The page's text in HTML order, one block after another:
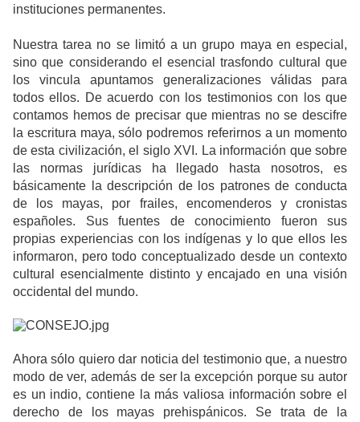
instituciones permanentes.
Nuestra tarea no se limitó a un grupo maya en especial,
sino que considerando el esencial trasfondo cultural que
los vincula apuntamos generalizaciones válidas para
todos ellos. De acuerdo con los testimonios con los que
contamos hemos de precisar que mientras no se descifre
la escritura maya, sólo podremos referirnos a un momento
de esta civilización, el siglo XVI. La información que sobre
las normas jurídicas ha llegado hasta nosotros, es
básicamente la descripción de los patrones de conducta
de los mayas, por frailes, encomenderos y cronistas
españoles. Sus fuentes de conocimiento fueron sus
propias experiencias con los indígenas y lo que ellos les
informaron, pero todo conceptualizado desde un contexto
cultural esencialmente distinto y encajado en una visión
occidental del mundo.
Ahora sólo quiero dar noticia del testimonio que, a nuestro
modo de ver, además de ser la excepción porque su autor
es un indio, contiene la más valiosa información sobre el
derecho de los mayas prehispánicos. Se trata de la